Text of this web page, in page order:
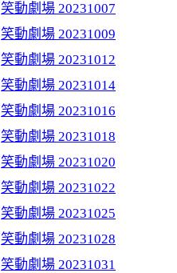
笑動劇場 20231007
笑動劇場 20231009
笑動劇場 20231012
笑動劇場 20231014
笑動劇場 20231016
笑動劇場 20231018
笑動劇場 20231020
笑動劇場 20231022
笑動劇場 20231025
笑動劇場 20231028
笑動劇場 20231031